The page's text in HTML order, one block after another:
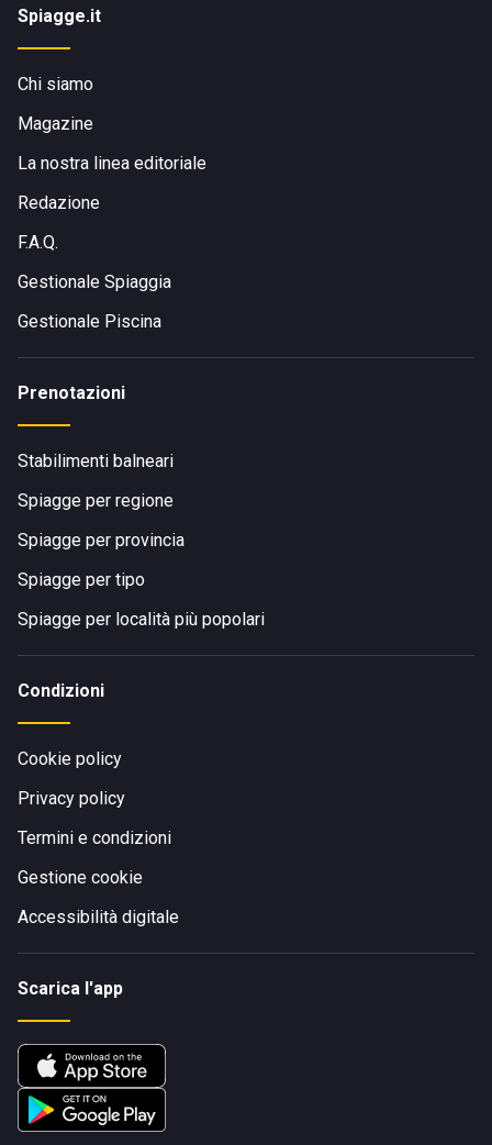
Spiagge.it
Chi siamo
Magazine
La nostra linea editoriale
Redazione
F.A.Q.
Gestionale Spiaggia
Gestionale Piscina
Prenotazioni
Stabilimenti balneari
Spiagge per regione
Spiagge per provincia
Spiagge per tipo
Spiagge per località più popolari
Condizioni
Cookie policy
Privacy policy
Termini e condizioni
Gestione cookie
Accessibilità digitale
Scarica l'app